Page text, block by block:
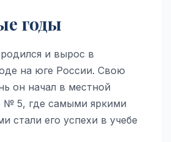
годы
и вырос в
на юге России. Свою
он начал в местной
№ 5, где самыми яркими
стали его успехи в учебе